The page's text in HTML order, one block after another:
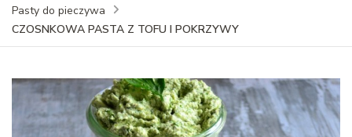
Pasty do pieczywa
CZOSNKOWA PASTA Z TOFU I POKRZYWY